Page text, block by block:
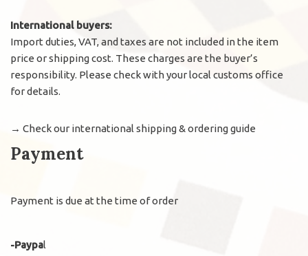
International buyers:
Import duties, VAT, and taxes are not included in the item
price or shipping cost. These charges are the buyer’s
responsibility. Please check with your local customs office
for details.
→ Check our international shipping & ordering guide
Payment
Payment is due at the time of order
-Paypal